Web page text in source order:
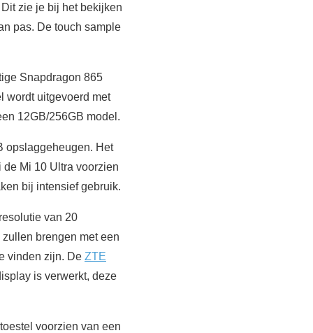
zie je bij het bekijken
pas. De touch sample
Snapdragon 865
wordt uitgevoerd met
12GB/256GB model.
opslaggeheugen. Het
Mi 10 Ultra voorzien
bij intensief gebruik.
van 20
brengen met een
vinden zijn. De ZTE
is verwerkt, deze
voorzien van een